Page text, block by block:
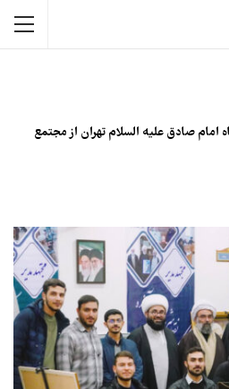
امام صادق علیه السلام تهران از مجتمع